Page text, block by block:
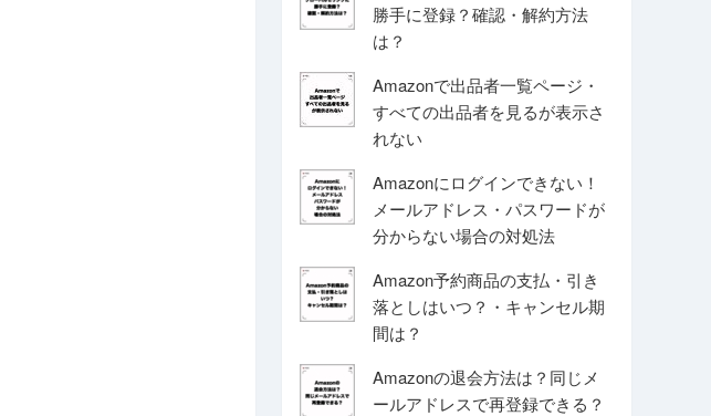
勝手に登録？確認・解約方法
は？
Amazonで出品者一覧ページ・
すべての出品者を見るが表示さ
れない
Amazonにログインできない！
メールアドレス・パスワードが
分からない場合の対処法
Amazon予約商品の支払・引き
落としはいつ？・キャンセル期
間は？
Amazonの退会方法は？同じメ
ールアドレスで再登録できる？